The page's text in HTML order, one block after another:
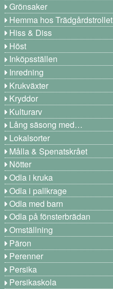
Grönsaker
Hemma hos Trädgårdstrollet
Hiss & Diss
Höst
Inköpsställen
Inredning
Krukväxter
Kryddor
Kulturarv
Lång säsong med…
Lokalsorter
Målla & Spenatskrået
Nötter
Odla i kruka
Odla i pallkrage
Odla med barn
Odla på fönsterbrädan
Omställning
Päron
Perenner
Persika
Persikaskola